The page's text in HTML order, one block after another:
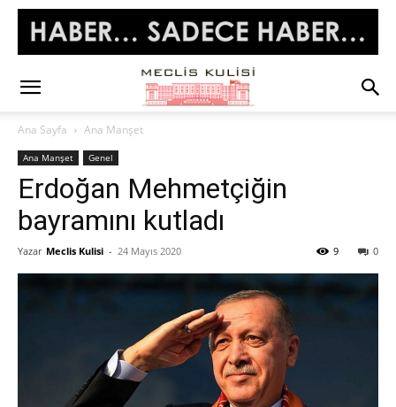
Ana Sayfa Ana Manşet
Ana Manşet Genel
Erdoğan Mehmetçiğin
bayramını kutladı
Yazar Meclis Kulisi - 24 Mayıs 2020 0
9